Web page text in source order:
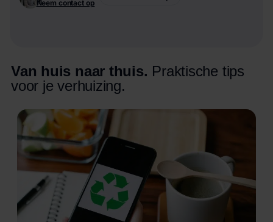
Neem contact op
Van huis naar thuis. Praktische tips
voor je verhuizing.